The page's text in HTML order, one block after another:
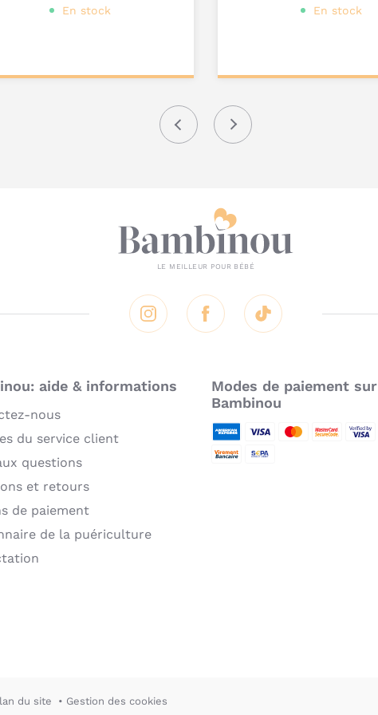
En stock En stock
PrécédentSuivant
Instagram Facebook Tik Tok
aide & informations
nous
du service client
questions
et retours
de paiement
de la puériculture
Modes de paiement sur
Bambinou
American Express
Visa
du site Gestion des cookies